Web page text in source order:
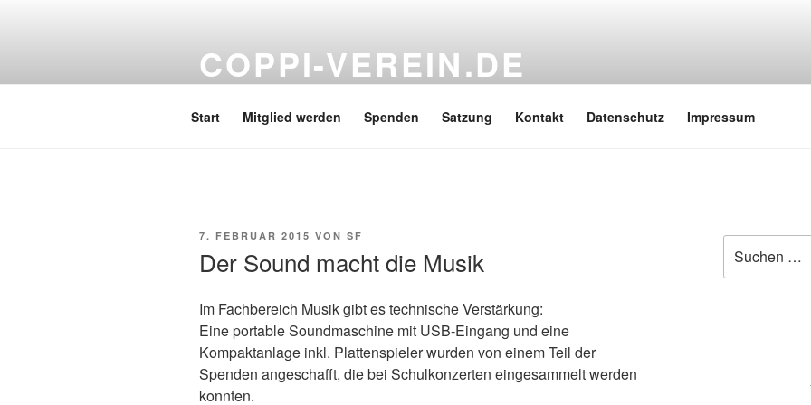
COPPI-VEREIN.DE
Start Mitglied werden Spenden Satzung Kontakt Datenschutz Impressum
VERÖFFENTLICHT
7. FEBRUAR 2015 VON SF
Der Sound macht die Musik
Im Fachbereich Musik gibt es technische Verstärkung:
Eine portable Soundmaschine mit USB-Eingang und eine
Kompaktanlage inkl. Plattenspieler wurden von einem Teil der
Spenden angeschafft, die bei Schulkonzerten eingesammelt werden
konnten.
nach: